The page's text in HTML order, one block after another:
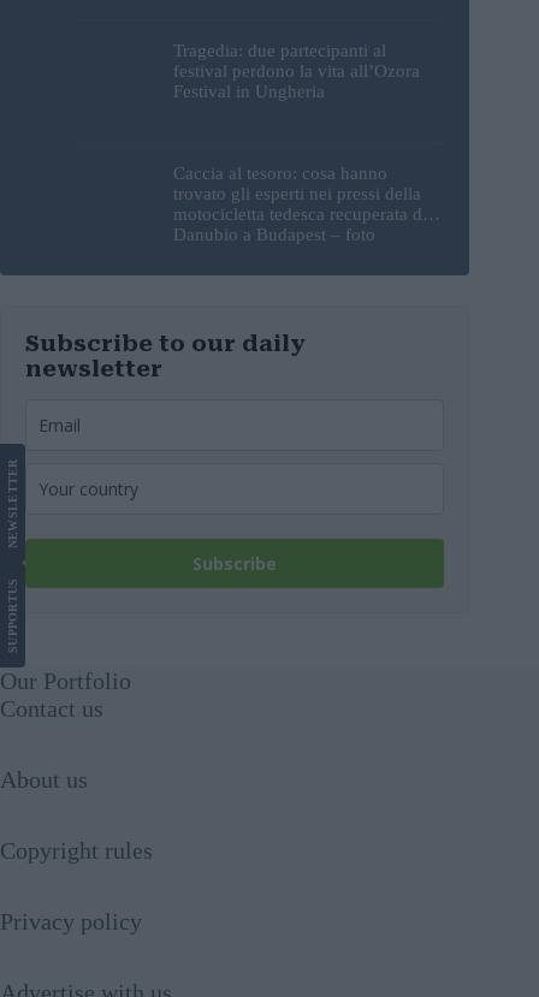
Tragedia: due partecipanti al
festival perdono la vita all’Ozora
Festival in Ungheria
Caccia al tesoro: cosa hanno
trovato gli esperti nei pressi della
motocicletta tedesca recuperata dal
Danubio a Budapest – foto
Subscribe to our daily
newsletter
Subscribe
SUPPORT
US
NEWS
LETTER
Our Portfolio
Contact us
About us
Copyright rules
Privacy policy